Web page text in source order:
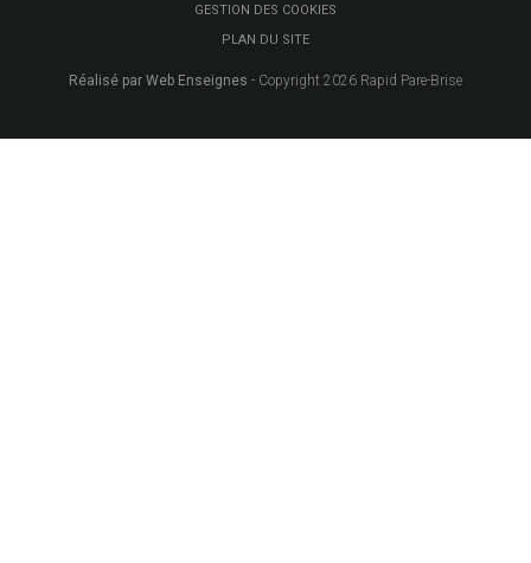
GESTION DES COOKIES
PLAN DU SITE
Réalisé par Web Enseignes - Copyright 2026 Rapid Pare-Brise